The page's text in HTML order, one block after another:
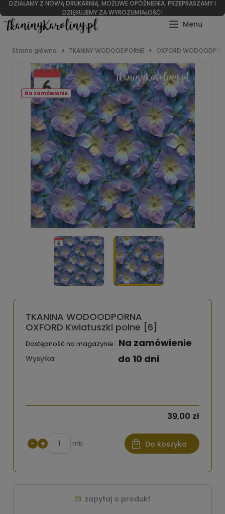
DZIAŁAMY Z NOWĄ DRUKARNIĄ. MOŻLIWE OPÓŹNIENIA. PRZEPRASZAMY I
DZIĘKUJEMY ZA WYROZUMIAŁOŚĆ!
Strona główna TKANINY WODOODPORNE OXFORD
Na zamówienie
TKANINA WODOODPORNA
OXFORD Kwiatuszki polne [6]
Dostępność na magazynie: Na zamówienie
Wysyłka: do 10 dni
39,00 zł
− + mb Do koszyka
zapytaj o produkt